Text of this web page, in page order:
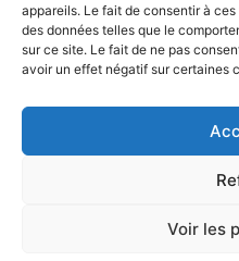
appareils. Le fait de consentir à
des données telles que le
sur ce site. Le fait de ne pas
avoir un effet négatif sur certaines
Voir les